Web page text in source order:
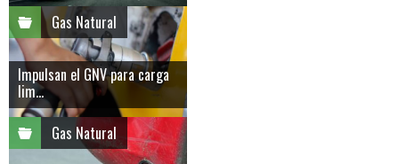
Gas Natural
Impulsan el GNV para carga
lim...
Gas Natural